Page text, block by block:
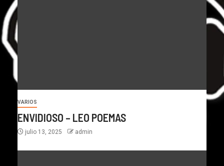
VARIOS
ENVIDIOSO – LEO POEMAS
julio 13, 2025 admin